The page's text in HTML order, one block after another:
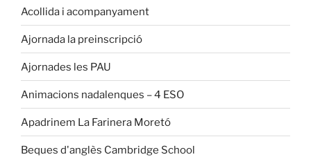
Acollida i acompanyament
Ajornada la preinscripció
Ajornades les PAU
Animacions nadalenques – 4 ESO
Apadrinem La Farinera Moretó
Beques d'anglès Cambridge School